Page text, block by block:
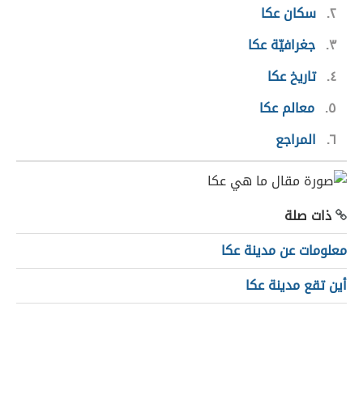
٢ سكان عكا
٣ جغرافيّة عكا
٤ تاريخ عكا
٥ معالم عكا
٦ المراجع
ذات صلة
معلومات عن مدينة عكا
أين تقع مدينة عكا